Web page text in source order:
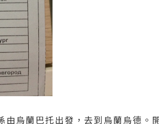
烏蘭巴托出發，去到烏蘭烏德。